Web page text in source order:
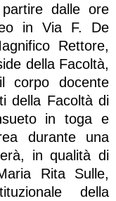
dalle ore
in Via F. De
Rettore,
della Facoltà,
corpo docente
della Facoltà di
in toga e
durante una
in qualità di
Rita Sulle,
della